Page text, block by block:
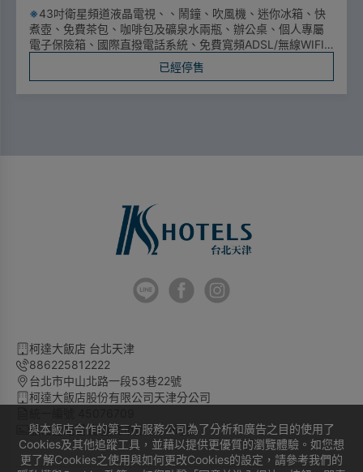
※43吋衛星頻道液晶電視、、鬧鐘、吹風機、迷你冰箱、快
煮壺、免費茶包、咖啡包及礦泉水兩瓶、辦公桌、個人專屬
電子保險箱、國際直撥電話系統、免費寬頻ADSL/無線WIFI
網路系統（需自備電腦）、個人沙發椅、Queen-size大床、
天鵝羽毛寢具、恆溫免治馬桶、附贈2客早餐（限住兩人）。
已經停售
與本飯店合作的第三方服務公司為了分析和廣告之目的使用了
Cookies及其他追蹤工具，並藉以提供更優質的瀏覽體驗。如您想
更了解Cookies之使用與如何更改Cookies的設定，請參考我們的
柯達大飯店 台北天津
886225812222
台北市中山北路一段53巷22號
柯達大飯店股份有限公司天津分公司
旅宿登記證號 臺北市旅館596號